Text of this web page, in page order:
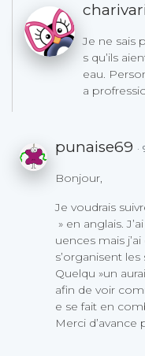
charivari
Je ne sais
s qu’ils
eau.
a
punaise69 ·
Bonjour,
Je voudrais
» en anglais.
uences mais
s’organisent
Quelqu »un
afin de voir
e se fait en
Merci